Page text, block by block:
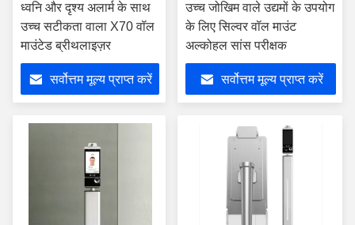
ध्वनि और दृश्य अलार्म के साथ
उच्च सटीकता वाला X70 वॉल
माउंटेड ब्रीथलाइज़र
सर्वोत्तम मूल्य प्राप्त करें
उच्च जोखिम वाले उद्यमों के उपयोग
के लिए सिल्वर वॉल माउंट
अल्कोहल सांस परीक्षक
सर्वोत्तम मूल्य प्राप्त करें